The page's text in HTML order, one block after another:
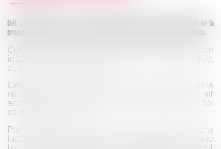
Déf. : L’usucapion, ou prescription acquisitive, consiste en l’acquisition de la
propriété d’un bien après en avoir été en possession pendant trente années.
Cette possession doit avoir été continue et non
interrompue, paisible, publique, non équivoque,
et à titre de propriétaire.
Cependant, le délai de trente années peut être
réduit à dix à condition que le possesseur ait
acquis la propriété de l’immeuble de bonne foi
et par un juste titre.
Par exemple, il s’agirait de la situation dans
laquelle une personne aurait acquis, de bonne